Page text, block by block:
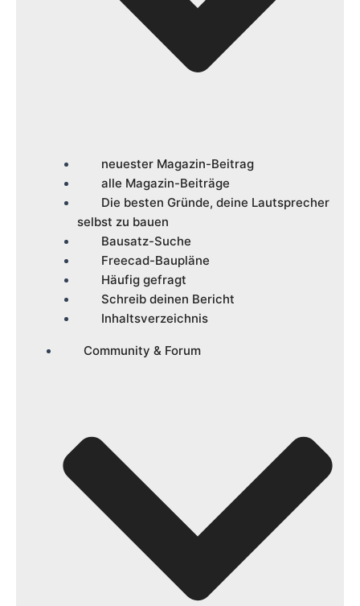
neuester Magazin-Beitrag
alle Magazin-Beiträge
Die besten Gründe, deine Lautsprecher
selbst zu bauen
Bausatz-Suche
Freecad-Baupläne
Häufig gefragt
Schreib deinen Bericht
Inhaltsverzeichnis
Community & Forum